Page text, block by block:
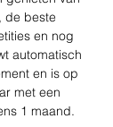
de beste
en nog
automatisch
en is op
met een
1 maand.